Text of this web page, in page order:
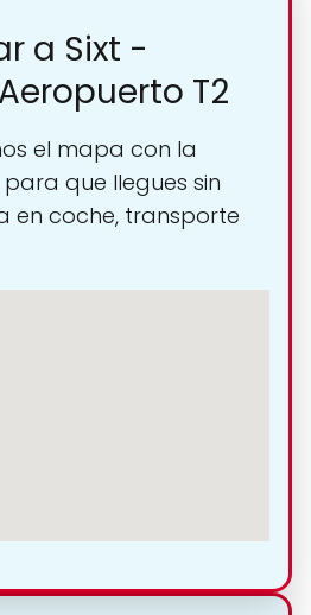
a Sixt -
T2
el mapa con la
que llegues sin
en coche, transporte